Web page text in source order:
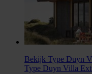
Bekijk Type Duyn
Type Duyn Villa